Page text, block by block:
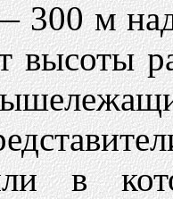
300 м
высоты
в